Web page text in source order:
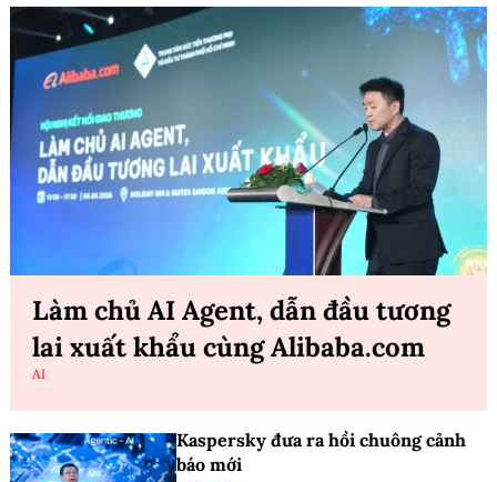
Làm chủ AI Agent, dẫn đầu tương
lai xuất khẩu cùng Alibaba.com
AI
Kaspersky đưa ra hồi chuông cảnh
báo mới